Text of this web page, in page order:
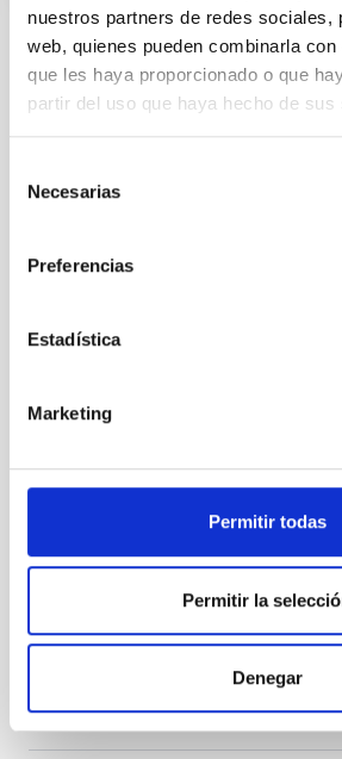
nuestros partners de redes sociales,
web, quienes pueden combinarla
que les haya proporcionado o que
partir del uso que haya hecho de sus
Necesarias
Preferencias
Estadística
Marketing
Permitir todas
Permitir la
Denegar
Instalación
TelescopioImagenNocturnoØ
NOTA DE PRENSA
ÁMBITO
OBSERVATORIOS DE CANARIAS